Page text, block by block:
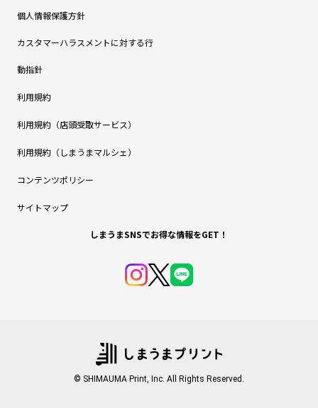
個人情報保護方針
カスタマーハラスメントに対する行
動指針
利用規約
利用規約（店頭受取サービス）
利用規約（しまうまマルシェ）
コンテンツポリシー
サイトマップ
しまうまSNSでお得な情報をGET！
© SHIMAUMA Print, Inc. All Rights Reserved.